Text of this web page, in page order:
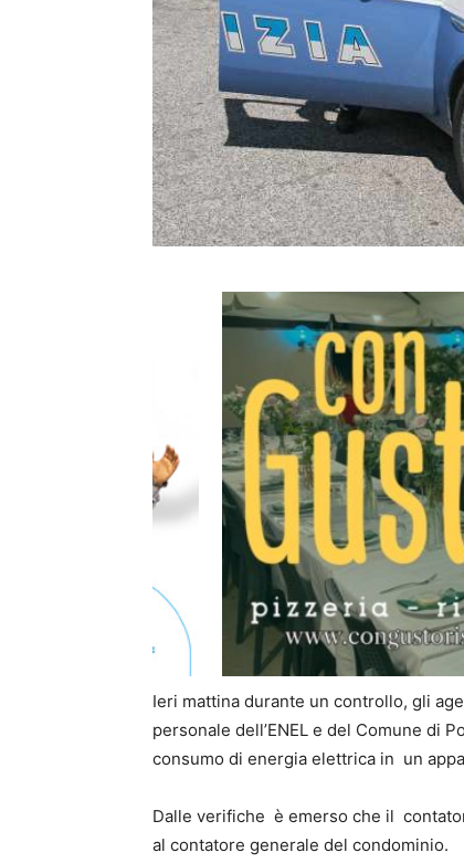
Ieri mattina durante un controllo, gli
personale dell’ENEL e del Comune di
consumo di energia elettrica in un
Dalle verifiche è emerso che il
al contatore generale del condominio.